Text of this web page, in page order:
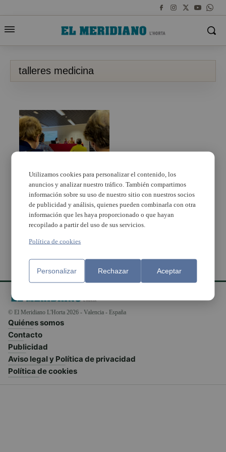
talleres medicina
Alboraya organiza
talleres de medicina
general y pediatría
dirigidos a la población
© El Meridiano L'Horta 2026 - Valencia - España
Quiénes somos
Contacto
Publicidad
Aviso legal y Política de privacidad
Política de cookies
Utilizamos cookies para personalizar el contenido, los
anuncios y analizar nuestro tráfico. También compartimos
información sobre su uso de nuestro sitio con nuestros socios
de publicidad y análisis, quienes pueden combinarla con otra
información que les haya proporcionado o que hayan
recopilado a partir del uso de sus servicios.
Política de cookies
Personalizar Rechazar Aceptar